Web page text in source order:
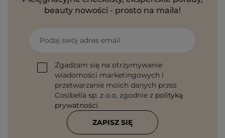
beauty nowości - prosto na maila!
Podaj swój adres email
Zgadzam się na otrzymywanie
wiadomości marketingowych i
przetwarzanie moich danych przez
Cosibella sp. z o.o, zgodnie z polityką
prywatności.
ZAPISZ SIĘ